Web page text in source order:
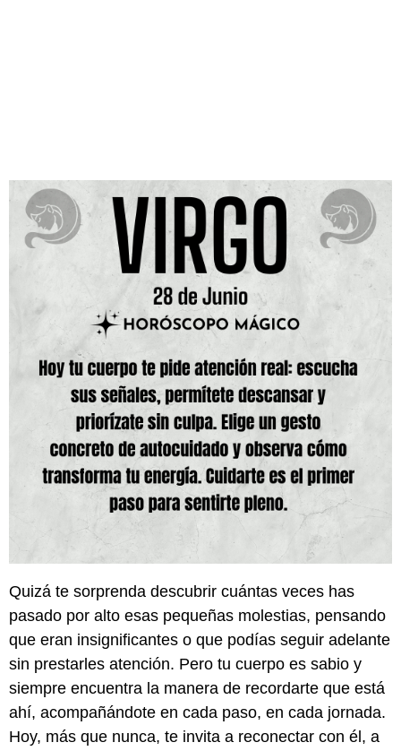
Quizá te sorprenda descubrir cuántas veces has
pasado por alto esas pequeñas molestias, pensando
que eran insignificantes o que podías seguir adelante
sin prestarles atención. Pero tu cuerpo es sabio y
siempre encuentra la manera de recordarte que está
ahí, acompañándote en cada paso, en cada jornada.
Hoy, más que nunca, te invita a reconectar con él, a